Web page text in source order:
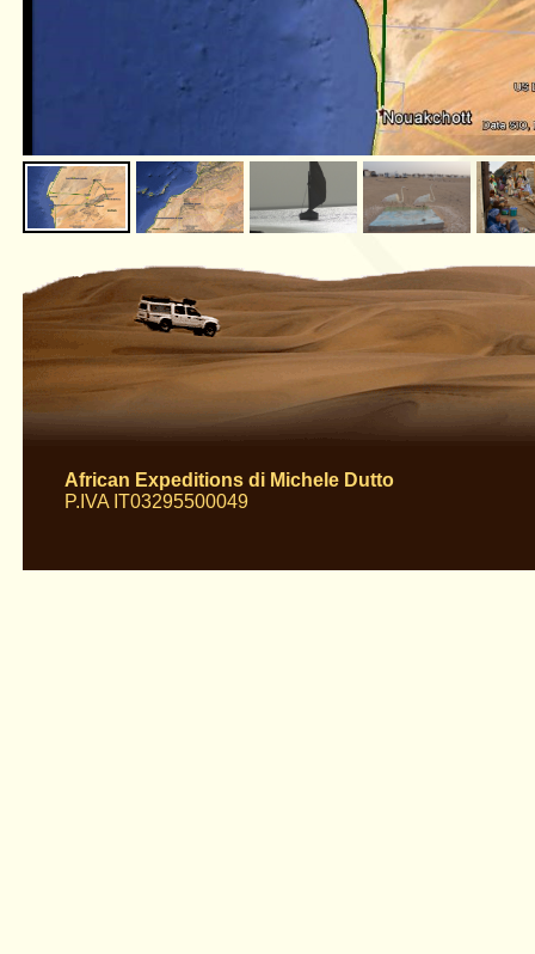
African Expeditions di Michele Dutto
P.IVA IT03295500049